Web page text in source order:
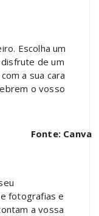
Escolha um
de um
a sua cara
o vosso
Fonte: Canva
fotografias e
a vossa